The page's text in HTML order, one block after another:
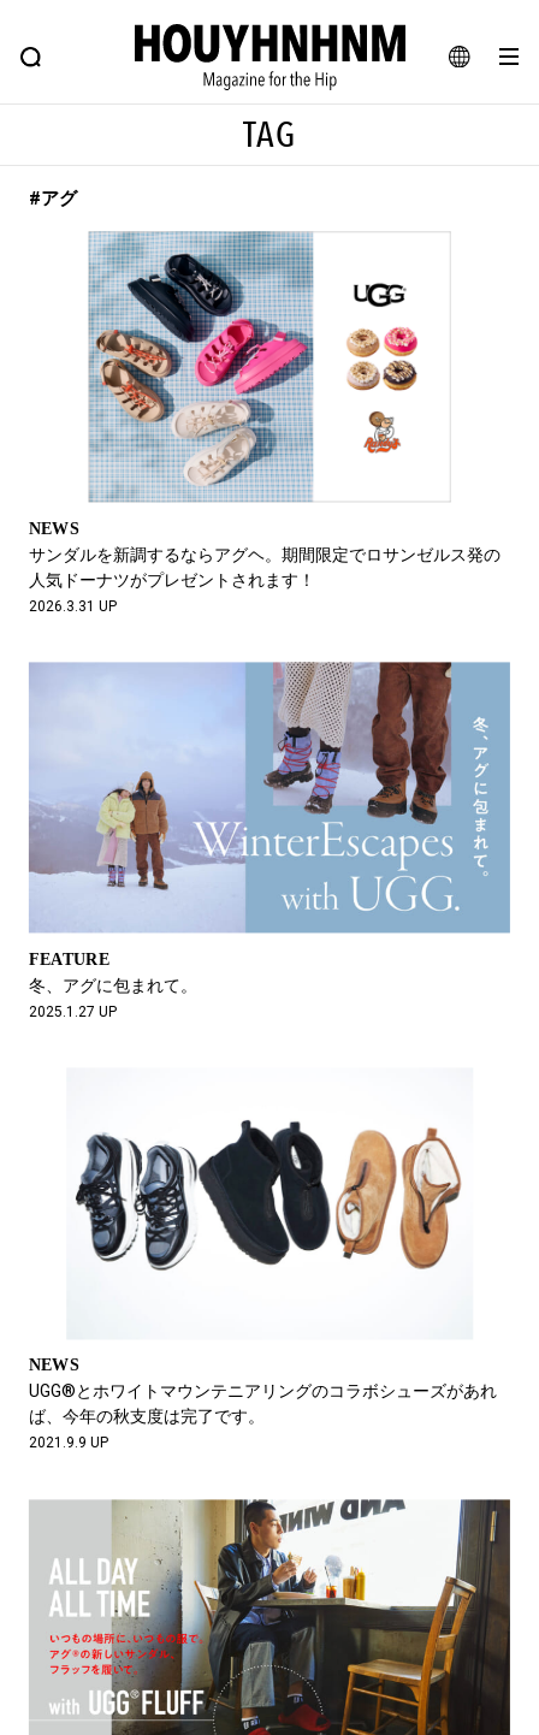
JA
FEATURE BLOG SNAP
ヒップなファッション、カルチャー、ライフスタイルWEBマガジン
#注目のタグ
#SHOPPING ADDICT #憧れの逸品
#ESSENTIAL DESIGNS #古着サミット
#NEW VINTAGE #マイナーグッド図鑑
#路地裏てぃーん。 #MONTHLY JOURNAL
#GH 銘品の所以 #フイナムのYouTube
#Commune H #FOCUS IT
#ととけん #FASHION #MUSIC
#LIFESTYLE
#SPORTS #HANDSOME HANDBOOK
TAG
#アグ
NEWS
サンダルを新調するならアグヘ。期間限定でロサンゼルス発の
人気ドーナツがプレゼントされます！
2026.3.31 UP
FEATURE
冬、アグに包まれて。
2025.1.27 UP
NEWS
UGG®とホワイトマウンテニアリングのコラボシューズがあれ
ば、今年の秋支度は完了です。
2021.9.9 UP